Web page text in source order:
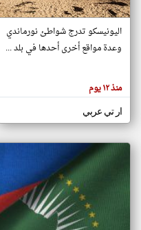
هنا عن
وجهة
كاتبيها.
اليونيسكو تدرج شواطئ نورماندي
وعدة مواقع أخرى أحدها في بلد ...
منذ ١٢ يوم
ار تي عربي